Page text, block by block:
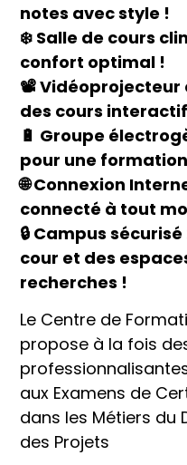
notes avec style !
❄️ Salle de cours
confort optimal !
📽️ Vidéoprojecteur
des cours
🔋 Groupe
pour une
🌐 Connexion
connecté à tout
🔒 Campus
cour et des
recherches !
Le Centre de
propose à la fois
aux Examens de
dans les Métiers du
des Projets